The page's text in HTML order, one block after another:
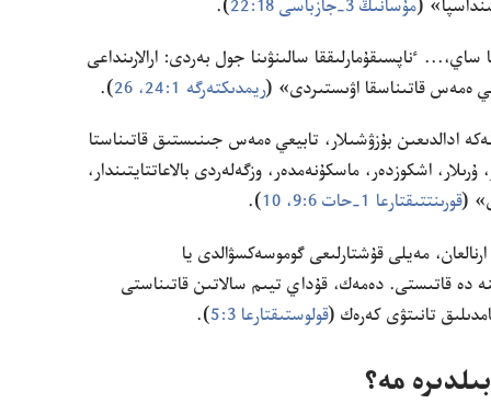
(‏مۇ‌سانىڭ 3-‏جازباسى 18:‏22
‏)‏.‏
ساي،‏.‏.‏.‏ ٴ‌ناپسىقۇ‌مارلىققا سالىنۋىنا جول بە‌ردى:‏ ارالارىنداعى
ە‌مە‌س قاتىناسقا اۋىستىردى» (‏ريمدىكتە‌رگە 1:‏24،‏
‏)‏.‏
نە‌كە ادالدىعىن بۇ‌زۋشىلار،‏ تابيعي ە‌مە‌س جىنىستىق قاتىناستا
ۇ‌رىلار،‏ اشكوزدە‌ر،‏ ماسكۇ‌نە‌مدە‌ر،‏ وزگە‌لە‌ردى بالاعاتتايتىندار،‏
(‏قورىنتتىقتارعا 1-‏حات 6:‏9،‏ 10
‏)‏.‏
مە‌يلى قۇ‌شتارلىعى گوموسە‌كسۋالدى يا
دە قاتىستى.‏ دە‌مە‌ك،‏ قۇ‌داي تيىم سالاتىن قاتىناستى
تانىتۋى كە‌رە‌ك (‏قولوستىقتارعا 3:‏5 ‏)‏.‏
مە؟‏